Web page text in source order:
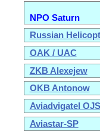
NPO Saturn
Russian
OAK / UAC
ZKB Alexejew
OKB Antonow
Aviadvigatel
Aviastar-SP